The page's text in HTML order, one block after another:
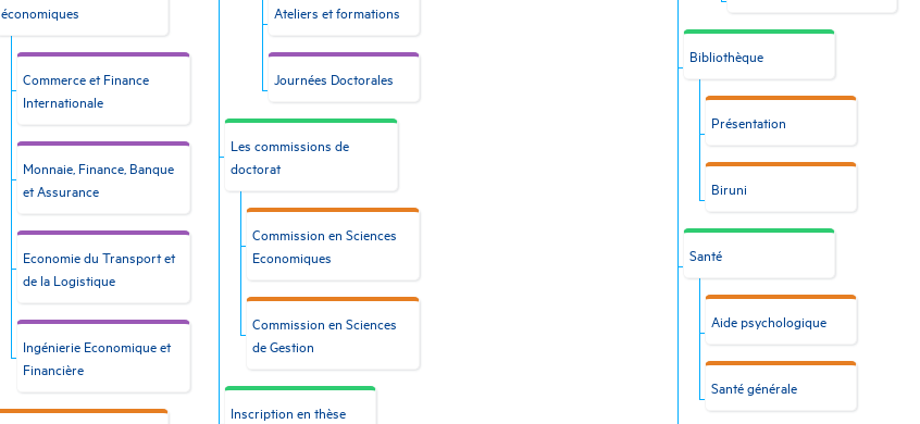
économiques
Commerce et Finance
Internationale
Monnaie, Finance, Banque
et Assurance
Economie du Transport et
de la Logistique
Ingénierie Economique et
Financière
Ateliers et formations
Journées Doctorales
Les commissions de
doctorat
Commission en Sciences
Economiques
Commission en Sciences
de Gestion
Inscription en thèse
Bibliothèque
Présentation
Biruni
Santé
Aide psychologique
Santé générale